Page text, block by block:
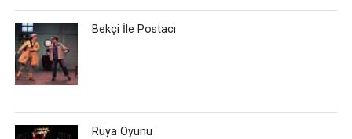
Bekçi İle Postacı
Rüya Oyunu